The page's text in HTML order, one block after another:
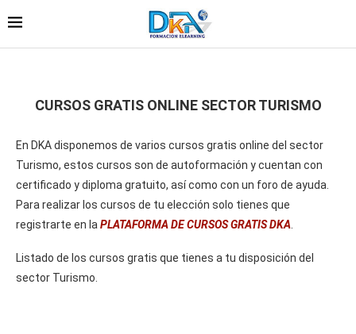
CURSOS GRATIS ONLINE SECTOR TURISMO
En DKA disponemos de varios cursos gratis online del sector
Turismo, estos cursos son de autoformación y cuentan con
certificado y diploma gratuito, así como con un foro de ayuda.
Para realizar los cursos de tu elección solo tienes que
registrarte en la PLATAFORMA DE CURSOS GRATIS DKA
Listado de los cursos gratis que tienes a tu disposición del
sector Turismo.